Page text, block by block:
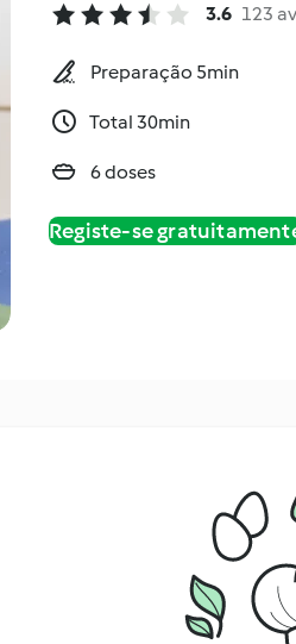
3.6 123
Preparação 5min
Total 30min
6 doses
Registe-se